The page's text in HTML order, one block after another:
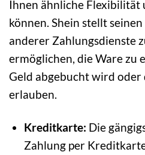
Ihnen ähnliche Flexibilität
können. Shein stellt
anderer Zahlungsdienste
ermöglichen, die Ware zu
Geld abgebucht wird oder
erlauben.
Kreditkarte: Die
Zahlung per